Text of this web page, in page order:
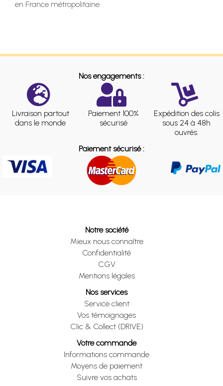
en France métropolitaine
Nos engagements :
Livraison partout
dans le monde
Paiement 100%
sécurisé
Expédition des colis
sous 24 à 48h
ouvrés.
Paiement sécurisé :
Notre société
Mieux nous connaître
Confidentialité
CGV
Mentions légales
Nos services
Service client
Vos témoignages
Clic & Collect (DRIVE)
Votre commande
Informations commande
Moyens de paiement
Suivre vos achats